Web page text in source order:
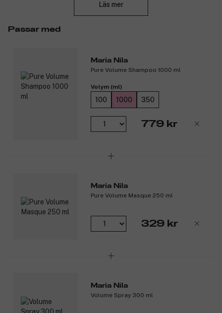
Läs mer
Passar med
Maria Nila
Pure Volume Shampoo 1000 ml
Volym (ml)
100 1000 350
779 kr
Maria Nila
Pure Volume Masque 250 ml
329 kr
Maria Nila
Volume Spray 300 ml